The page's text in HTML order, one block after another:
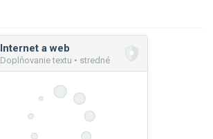
Internet a web
Doplňovanie textu • stredné